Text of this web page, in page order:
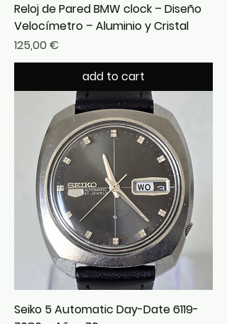
Reloj de Pared BMW clock – Diseño
Velocímetro – Aluminio y Cristal
Precio
125,00 €
add to cart
Seiko 5 Automatic Day-Date 6119-